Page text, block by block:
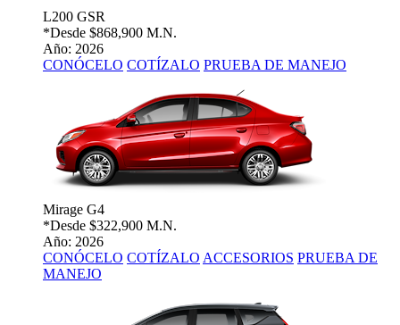
L200 GSR
*Desde $868,900 M.N.
Año: 2026
CONÓCELO COTÍZALO PRUEBA DE MANEJO
Mirage G4
*Desde $322,900 M.N.
Año: 2026
CONÓCELO COTÍZALO ACCESORIOS PRUEBA DE
MANEJO